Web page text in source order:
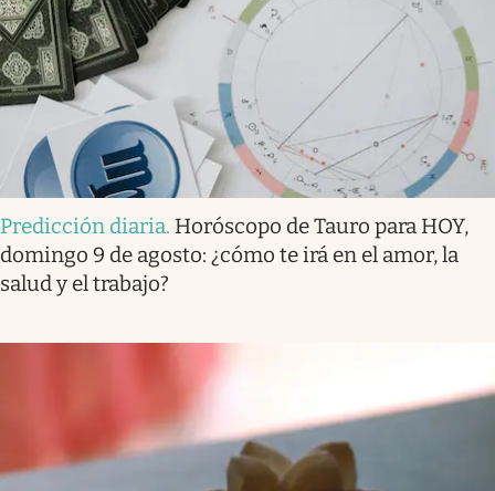
Predicción diaria. Horóscopo de Tauro para HOY,
domingo 9 de agosto: ¿cómo te irá en el amor, la
salud y el trabajo?